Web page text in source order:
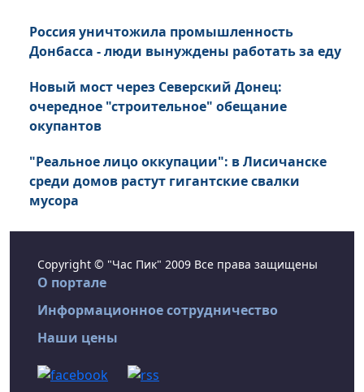
Россия уничтожила промышленность
Донбасса - люди вынуждены работать за еду
Новый мост через Северский Донец:
очередное "строительное" обещание
окупантов
"Реальное лицо оккупации": в Лисичанске
среди домов растут гигантские свалки
мусора
Copyright © "Час Пик" 2009 Все права защищены
О портале
Информационное сотрудничество
Наши цены